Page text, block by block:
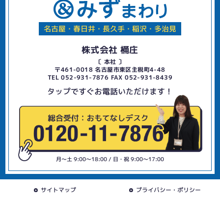
名古屋・春日井・長久手・稲沢・多治見
株式会社 桶庄
〔 本社 〕
〒461-0018 名古屋市東区主税町4-48
TEL 052-931-7876 FAX 052-931-8439
タップですぐお電話いただけます！
月〜土 9:00〜18:00 / 日・祝 9:00〜17:00
サイトマップ プライバシー・ポリシー